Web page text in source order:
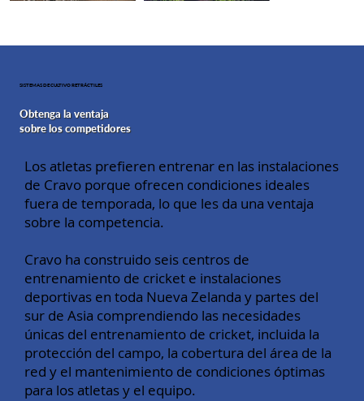
SISTEMAS DE CULTIVO RETRÁCTILES
Obtenga la ventaja
sobre los competidores
Los atletas prefieren entrenar en las instalaciones
de Cravo porque ofrecen condiciones ideales
fuera de temporada, lo que les da una ventaja
sobre la competencia.
Cravo ha construido seis centros de
entrenamiento de cricket e instalaciones
deportivas en toda Nueva Zelanda y partes del
sur de Asia comprendiendo las necesidades
únicas del entrenamiento de cricket, incluida la
protección del campo, la cobertura del área de la
red y el mantenimiento de condiciones óptimas
para los atletas y el equipo.